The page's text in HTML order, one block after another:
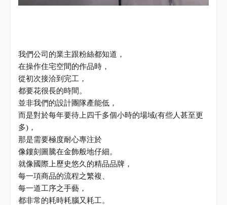
我們公司的業主跟粉絲都知道，
在操作住宅空間的作品時，
從初次接洽到完工，
都要花很長的時間。
並非我們的設計團隊產能低，
而是對於每年要待上四千多個小時的場域(有些人甚至更
多) ，
那是需要極度耐心專注於
像鏤刻圖騰在金飾般地仔細。
就像國際上歷史悠久的精品品牌，
每一項商品的流程之繁複、
每一道工序之手藝，
都非常的耗時耗腦又耗工。